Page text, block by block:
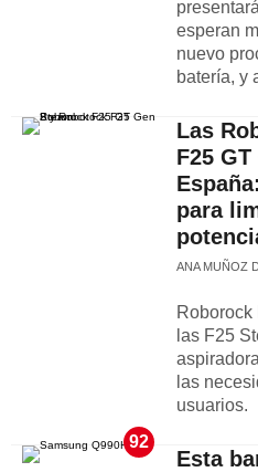
esperan
nuevo
batería, y
Las
F25
para
ANA MUÑOZ
Roborock
las F25
las
usuarios.
92
Esta